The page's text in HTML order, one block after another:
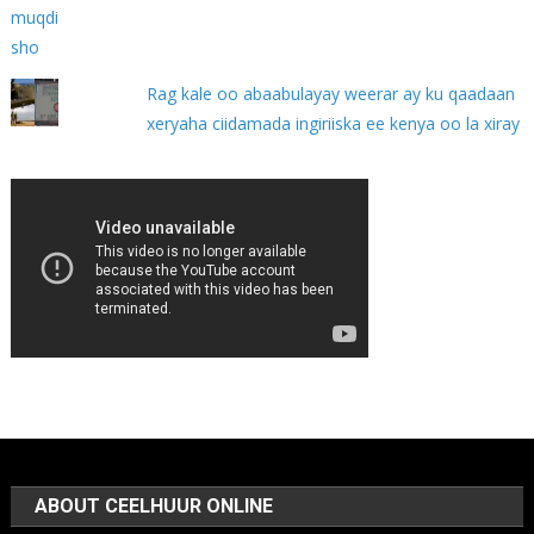
Rag kale oo abaabulayay weerar ay ku qaadaan
xeryaha ciidamada ingiriiska ee kenya oo la xiray
ABOUT CEELHUUR ONLINE